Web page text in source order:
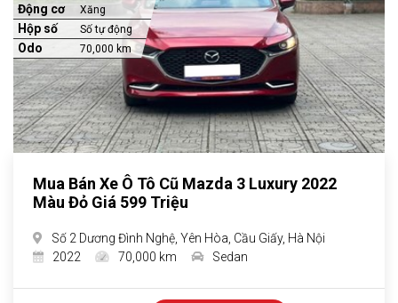
Động cơ Xăng
Hộp số Số tự động
Odo 70,000 km
Mua Bán Xe Ô Tô Cũ Mazda 3 Luxury 2022
Màu Đỏ Giá 599 Triệu
Số 2 Dương Đình Nghệ, Yên Hòa, Cầu Giấy, Hà Nội
2022
70,000 km Sedan